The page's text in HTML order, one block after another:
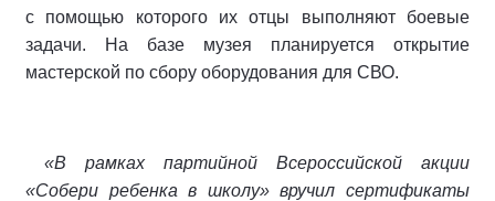
с помощью которого их отцы выполняют боевые
задачи. На базе музея планируется открытие
мастерской по сбору оборудования для СВО.
«В рамках партийной Всероссийской акции
«Собери ребенка в школу» вручил сертификаты